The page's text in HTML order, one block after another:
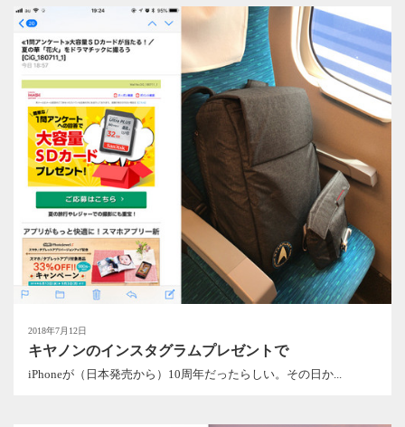
2018年7月12日
キヤノンのインスタグラムプレゼントで
iPhoneが（日本発売から）10周年だったらしい。その日か...